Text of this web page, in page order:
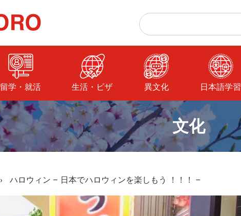
留学・就活 生活・ビザ 異文化 日本語学習
文化
› ハロウィン – 日本でハロウィンを楽しもう ！！！ –